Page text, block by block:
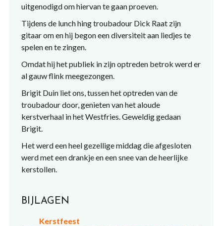
uitgenodigd om hiervan te gaan proeven.
Tijdens de lunch hing troubadour Dick Raat zijn
gitaar om en hij begon een diversiteit aan liedjes te
spelen en te zingen.
Omdat hij het publiek in zijn optreden betrok werd er
al gauw flink meegezongen.
Brigit Duin liet ons, tussen het optreden van de
troubadour door, genieten van het aloude
kerstverhaal in het Westfries. Geweldig gedaan
Brigit.
Het werd een heel gezellige middag die afgesloten
werd met een drankje en een snee van de heerlijke
kerstollen.
BIJLAGEN
Kerstfeest